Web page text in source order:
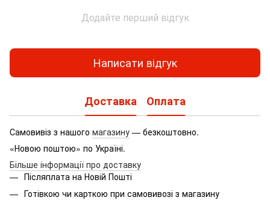
Додайте перший відгук
Написати відгук
Доставка Оплата
Самовивіз з нашого магазину — безкоштовно.
«Новою поштою» по Україні.
Більше інформації про доставку
Післяплата на Новій Пошті
Готівкою чи карткою при самовивозі з магазину